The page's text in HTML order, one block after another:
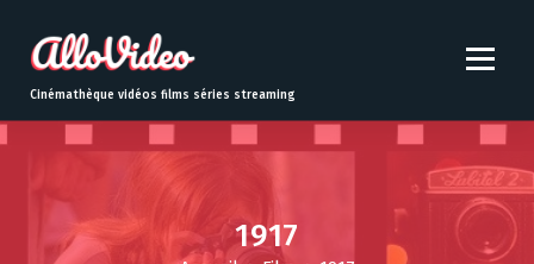
t
o
Cinémathèque vidéos films séries streaming
1917